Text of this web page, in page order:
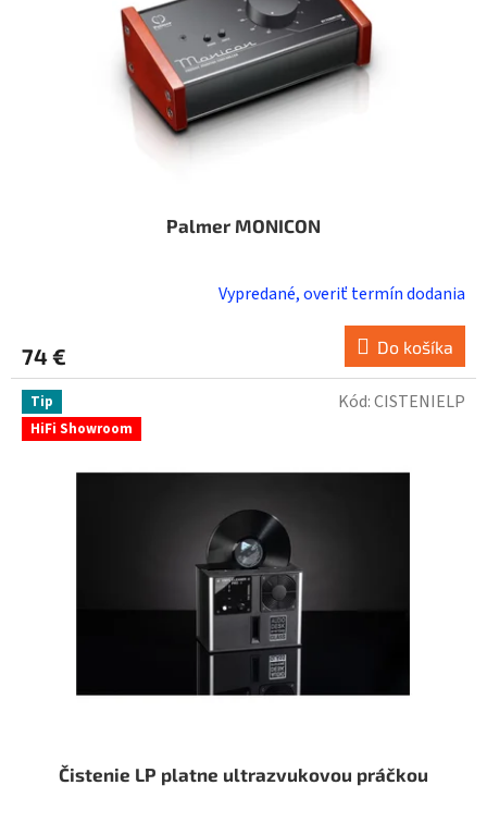
Palmer MONICON
Vypredané, overiť termín dodania
74 € Do košíka
Tip
HiFi Showroom
Čistenie LP platne ultrazvukovou práčkou
Kód:CISTENIELP